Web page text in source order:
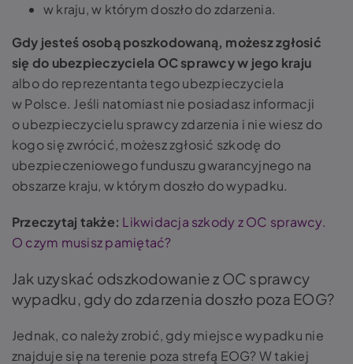
w kraju, w którym doszło do zdarzenia.
Gdy jesteś osobą poszkodowaną, możesz zgłosić
się do ubezpieczyciela OC sprawcy w jego kraju
albo do reprezentanta tego ubezpieczyciela
w Polsce. Jeśli natomiast nie posiadasz informacji
o ubezpieczycielu sprawcy zdarzenia i nie wiesz do
kogo się zwrócić, możesz zgłosić szkodę do
ubezpieczeniowego funduszu gwarancyjnego na
obszarze kraju, w którym doszło do wypadku.
Przeczytaj także: Likwidacja szkody z OC sprawcy.
O czym musisz pamiętać?
Jak uzyskać odszkodowanie z OC sprawcy
wypadku, gdy do zdarzenia doszło poza EOG?
Jednak, co należy zrobić, gdy miejsce wypadku nie
znajduje się na terenie poza strefą EOG? W takiej